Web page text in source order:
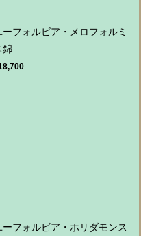
ーフォルビア・メロフォルミ
錦
ーフォルビア・ホリダモンス